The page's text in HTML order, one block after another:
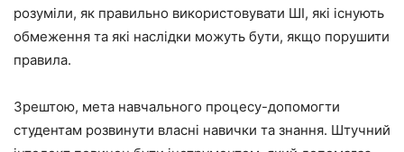
розуміли, як правильно використовувати ШІ, які існують
обмеження та які наслідки можуть бути, якщо порушити
правила.
Зрештою, мета навчального процесу-допомогти
студентам розвинути власні навички та знання. Штучний